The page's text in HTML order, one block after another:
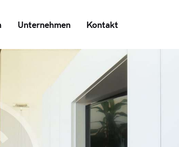
Unternehmen Kontakt